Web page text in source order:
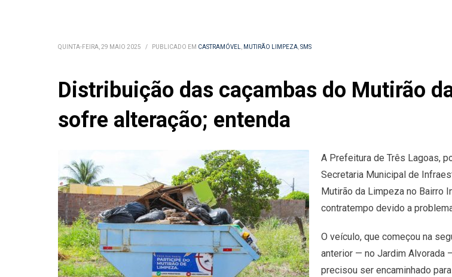
QUINTA-FEIRA, 29 MAIO 2025 / PUBLICADO EM CASTRAMÓVEL, MUTIRÃO LIMPEZA,SMS
Distribuição das caçambas do Mutirão
sofre alteração; entenda
A Prefeitura de Três Lagoas,
Secretaria Municipal de
Mutirão da Limpeza no Bairro
contratempo devido a
O veículo, que começou na
anterior — no Jardim Alvorada
precisou ser encaminhado